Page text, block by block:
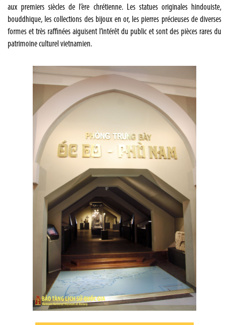
aux premiers siècles de l’ère chrétienne. Les statues originales hindouiste,
bouddhique, les collections des bijoux en or, les pierres précieuses de diverses
formes et très raffinées aiguisent l’intérêt du public et sont des pièces rares du
patrimoine culturel vietnamien.